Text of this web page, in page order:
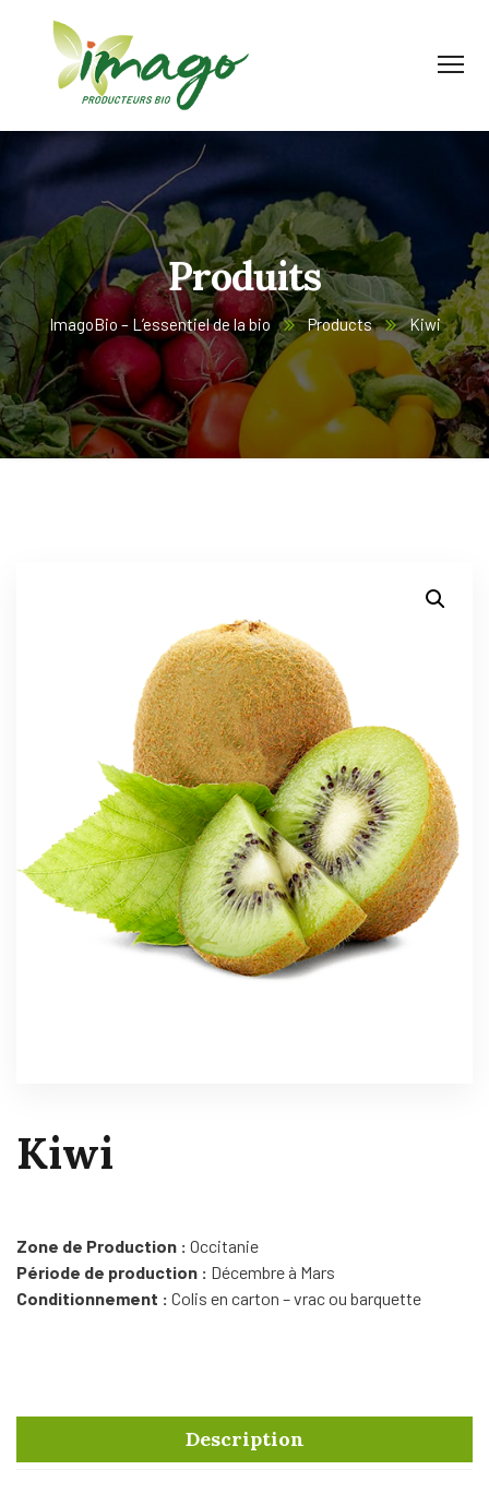
Produits
ImagoBio – L’essentiel de la bio Products Kiwi
Kiwi
Zone de Production : Occitanie
Période de production : Décembre à Mars
Conditionnement : Colis en carton – vrac ou barquette
Description